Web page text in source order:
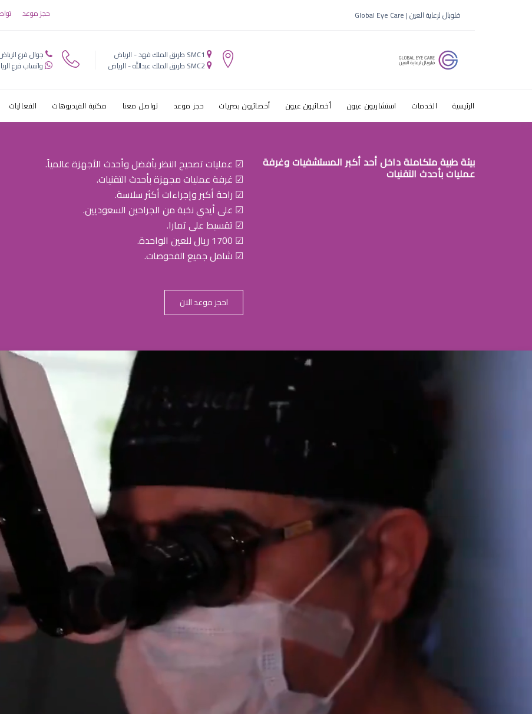
هل ضعف النظر يتحسن
قلوبال لرعاية العين | Global Eye Care حجز موعد
SMC1 طريق الملك فهد - الرياض
SMC2 طريق الملك عبدالله - الرياض
جوال فرع
واتساب فرع
الرئيسية الخدمات استشاريون عيون أخصائيون عيون أخصائيون بصريات حجز موعد تواصل معنا مكتبة الفيديوهات الفعاليات
بيئة طبية متكاملة داخل أحد أكبر المستشفيات وغرفة
عمليات بأحدث التقنيات
☑ عمليات تصحيح النظر بأفضل وأحدث الأجهزة عالمياً.
☑ غرفة عمليات مجهزة بأحدث التقنيات.
☑ راحة أكبر وإجراءات أكثر سلاسة.
☑ على أيدي نخبة من الجراحين السعوديين.
☑ تقسيط على تمارا.
☑ 1700 ريال للعين الواحدة.
☑ شامل جميع الفحوصات.
احجز موعد الان